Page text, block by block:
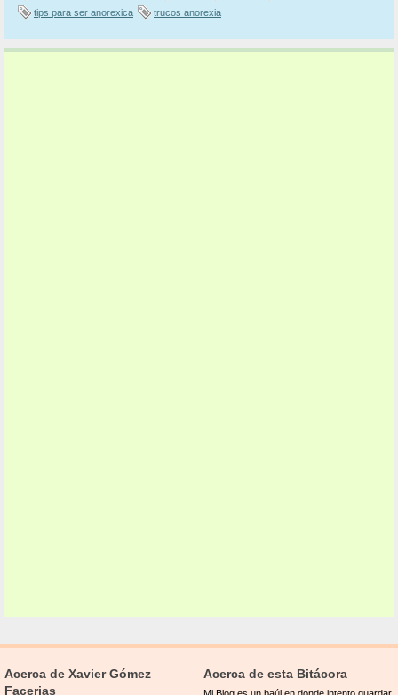
tips para ser anorexica
trucos anorexia
Acerca de Xavier Gómez
Facerias
Acerca de esta Bitácora